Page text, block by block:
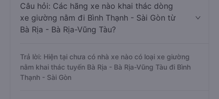
Câu hỏi: Các hãng xe nào khai thác dòng
xe giường nằm đi Bình Thạnh - Sài Gòn từ
Bà Rịa - Bà Rịa-Vũng Tàu?
Trả lời: Hiện tại chưa có nhà xe nào có loại xe giường
nằm khai thác tuyến Bà Rịa - Bà Rịa-Vũng Tàu đi Bình
Thạnh - Sài Gòn